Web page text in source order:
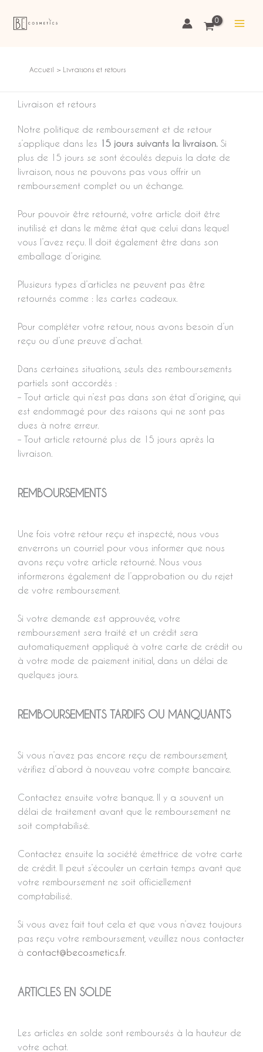
Accueil Livraisons et retours
Livraison et retours
Notre politique de remboursement et de retour
s’applique dans les 15 jours suivants la livraison. Si
plus de 15 jours se sont écoulés depuis la date de
livraison, nous ne pouvons pas vous offrir un
remboursement complet ou un échange.
Pour pouvoir être retourné, votre article doit être
inutilisé et dans le même état que celui dans lequel
vous l’avez reçu. Il doit également être dans son
emballage d’origine.
Plusieurs types d’articles ne peuvent pas être
retournés comme : les cartes cadeaux.
Pour compléter votre retour, nous avons besoin d’un
reçu ou d’une preuve d’achat.
Dans certaines situations, seuls des remboursements
partiels sont accordés :
– Tout article qui n’est pas dans son état d’origine, qui
est endommagé pour des raisons qui ne sont pas
dues à notre erreur.
– Tout article retourné plus de 15 jours après la
livraison.
REMBOURSEMENTS
Une fois votre retour reçu et inspecté, nous vous
enverrons un courriel pour vous informer que nous
avons reçu votre article retourné. Nous vous
informerons également de l’approbation ou du rejet
de votre remboursement.
Si votre demande est approuvée, votre
remboursement sera traité et un crédit sera
automatiquement appliqué à votre carte de crédit ou
à votre mode de paiement initial, dans un délai de
quelques jours.
REMBOURSEMENTS TARDIFS OU MANQUANTS
Si vous n’avez pas encore reçu de remboursement,
vérifiez d’abord à nouveau votre compte bancaire.
Contactez ensuite votre banque. Il y a souvent un
délai de traitement avant que le remboursement ne
soit comptabilisé.
Contactez ensuite la société émettrice de votre carte
de crédit. Il peut s’écouler un certain temps avant que
votre remboursement ne soit officiellement
comptabilisé.
Si vous avez fait tout cela et que vous n’avez toujours
pas reçu votre remboursement, veuillez nous contacter
à contact@becosmetics.fr
ARTICLES EN SOLDE
Les articles en solde sont remboursés à la hauteur de
votre achat.